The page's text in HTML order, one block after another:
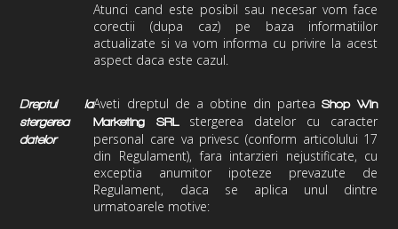
Atunci cand este posibil sau necesar vom face
corectii (dupa caz) pe baza informatiilor
actualizate si va vom informa cu privire la acest
aspect daca este cazul.
Dreptul la
stergerea
datelor
Aveti dreptul de a obtine din parteaShop Win
Marketing
SRL
stergerea datelor cu caracter
personal care va privesc (conform articolului 17
din Regulament), fara intarzieri nejustificate, cu
exceptia anumitor ipoteze prevazute de
Regulament, daca se aplica unul dintre
urmatoarele motive: